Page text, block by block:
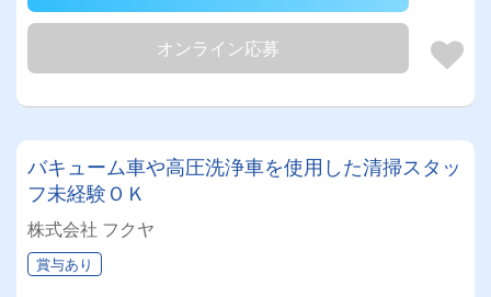
オンライン応募
バキューム車や高圧洗浄車を使用した清掃スタッ
フ未経験ＯＫ
株式会社 フクヤ
賞与あり